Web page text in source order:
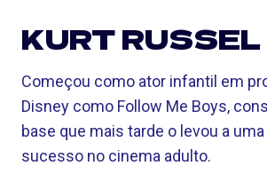
KURT RUSSEL
Começou como ator infantil em
Disney como Follow Me Boys,
base que mais tarde o levou a
sucesso no cinema adulto.